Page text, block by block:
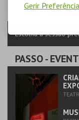
Gerir
COMPRAR
PASSO-
Escolha a sessão
PASSO-